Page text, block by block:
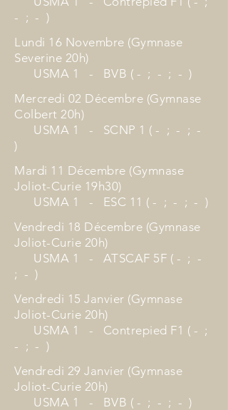
- ; - )
Lundi 16 Novembre (Gymnase
Severine 20h)
USMA 1 - BVB ( - ; - ; - )
Mercredi 02 Décembre (Gymnase
Colbert 20h)
USMA 1 - SCNP 1 ( - ; - ; -
)
Mardi 11 Décembre (Gymnase
Joliot-Curie 19h30)
USMA 1 - ESC 11 ( - ; - ; - )
Vendredi 18 Décembre (Gymnase
Joliot-Curie 20h)
USMA 1 - ATSCAF 5F ( - ; -
; - )
Vendredi 15 Janvier (Gymnase
Joliot-Curie 20h)
USMA 1 - Contrepied F1 ( - ;
- ; - )
Vendredi 29 Janvier (Gymnase
Joliot-Curie 20h)
USMA 1 - BVB ( - ; - ; - )